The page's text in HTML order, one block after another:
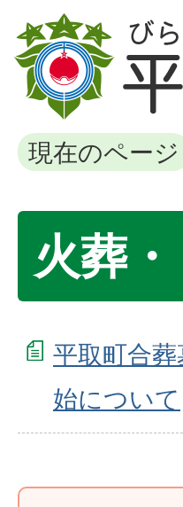
現在のページ
火葬
平取町合
始について